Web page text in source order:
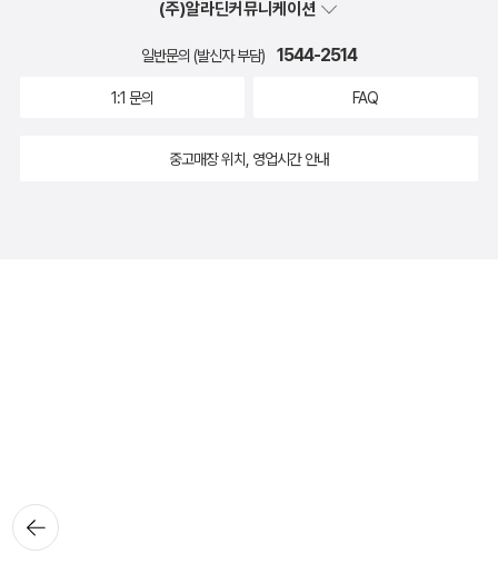
뒤로가
기
(주)알라딘커뮤니케이션
일반문의 (발신자 부담) 1544-2514
1:1 문의 FAQ
중고매장 위치, 영업시간 안내